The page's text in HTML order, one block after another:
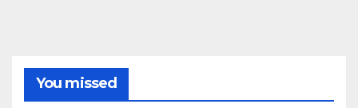
You missed